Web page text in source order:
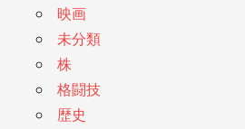
映画
未分類
株
格闘技
歴史